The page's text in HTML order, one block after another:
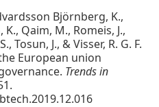
Björnberg, K.,
Qaim, M., Romeis, J.,
Tosun, J., & Visser, R. G. F.
European union
Trends in